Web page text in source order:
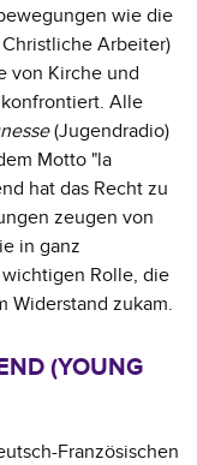
wie die
Arbeiter)
von Kirche und
Alle
(Jugendradio)
Motto "la
hat das Recht zu
zeugen von
in ganz
Rolle, die
Widerstand zukam.
(YOUNG
Französischen